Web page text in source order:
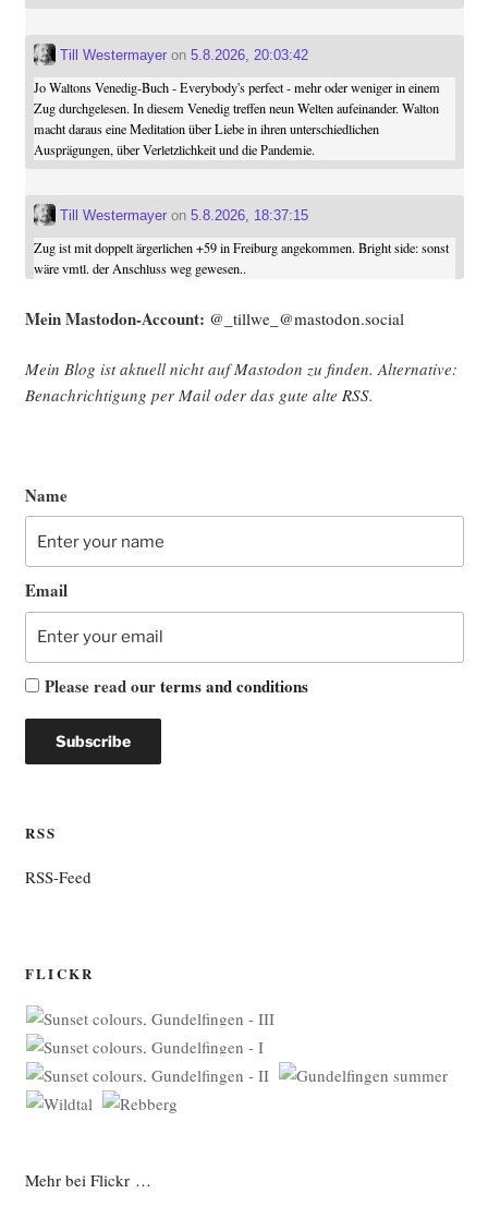
Till Westermayeron 5.8.2026, 20:03:42
Jo Waltons Venedig-Buch - Everybody's perfect - mehr oder weniger in einem
Zug durchgelesen. In diesem Venedig treffen neun Welten aufeinander. Walton
macht daraus eine Meditation über Liebe in ihren unterschiedlichen
Ausprägungen, über Verletzlichkeit und die Pandemie.
Till Westermayeron 5.8.2026, 18:37:15
Zug ist mit doppelt ärgerlichen +59 in Freiburg angekommen. Bright side: sonst
wäre vmtl. der Anschluss weg gewesen..
Mein Mast­o­don-Account: @_tillwe_@mastodon.social
Mein Blog ist aktu­ell nicht auf Mast­o­don zu fin­den. Alter­na­ti­ve:
Benach­rich­ti­gung per Mail oder das gute alte RSS.
Name
Email
Please read ourterms and conditions
RSS
RSS-Feed
FLICKR
Mehr bei Flickr …